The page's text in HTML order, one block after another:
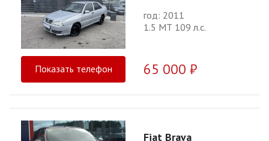
год: 2011
1.5 МТ 109 л.с.
Показать телефон 65 000 ₽
Fiat Brava